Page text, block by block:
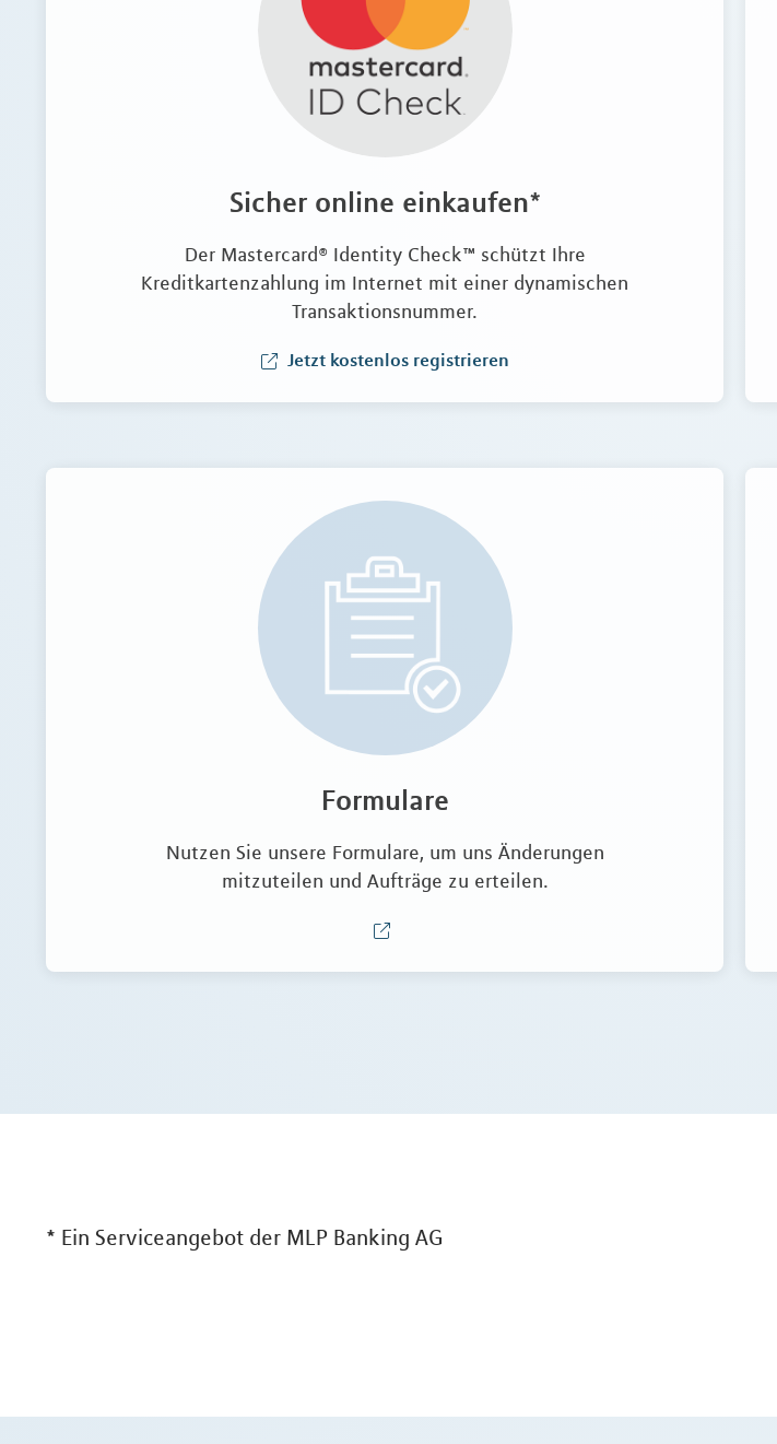
Sicher online einkaufen*
Der Mastercard® Identity Check™ schützt Ihre
Kreditkartenzahlung im Internet mit einer dynamischen
Transaktionsnummer.
Jetzt kostenlos registrieren
Formulare
Nutzen Sie unsere Formulare, um uns Änderungen
mitzuteilen und Aufträge zu erteilen.
* Ein Serviceangebot der MLP Banking AG